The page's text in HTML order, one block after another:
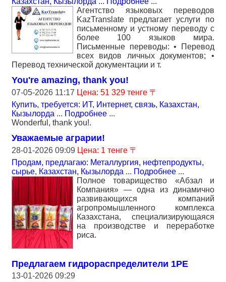
Агентство языковых переводов
KazTranslate предлагает услуги по
письменному и устному переводу с
более 100 языков мира.
Письменные переводы: • Перевод
всех видов личных документов; •
Перевод технической документации и т.
You're amazing, thank you!
07-05-2026 11:17 Цена: 51 329 тенге 〒
Купить, требуется: ИТ, Интернет, связь, Казахстан,
Кызылорда ... Подробнее ...
Wonderful, thank you!.
Уважаемые аграрии!
28-01-2026 09:09 Цена: 1 тенге 〒
Продам, предлагаю: Металлургия, нефтепродукты,
сырье, Казахстан, Кызылорда ... Подробнее ...
Полное товарищество «Абзал и
Компания» — одна из динамично
развивающихся компаний
агропромышленного комплекса
Казахстана, специализирующаяся
на производстве и переработке
риса.
Предлагаем гидрораспределители 1РЕ
13-01-2026 09:29